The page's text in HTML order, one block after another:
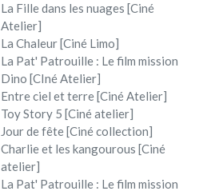
La Fille dans les nuages [Ciné
Atelier]
La Chaleur [Ciné Limo]
La Pat' Patrouille : Le film mission
Dino [CIné Atelier]
Entre ciel et terre [Ciné Atelier]
Toy Story 5 [Ciné atelier]
Jour de fête [Ciné collection]
Charlie et les kangourous [Ciné
atelier]
La Pat' Patrouille : Le film mission